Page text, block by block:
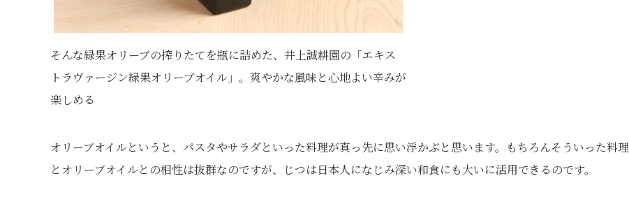
そんな緑果オリーブの搾りたてを瓶に詰めた、井上誠耕園の「エキス
トラヴァージン緑果オリーブオイル」。爽やかな風味と心地よい辛みが
楽しめる
オリーブオイルというと、パスタやサラダといった料理が真っ先に思い浮かぶと思います。もちろんそういった料理
とオリーブオイルとの相性は抜群なのですが、じつは日本人になじみ深い和食にも大いに活用できるのです。